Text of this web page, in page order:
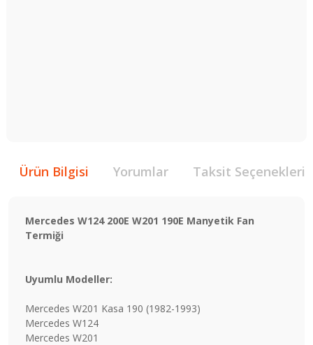
Ürün Bilgisi Yorumlar Taksit Seçenekleri
Mercedes W124 200E W201 190E Manyetik Fan
Termiği
Uyumlu Modeller:
Mercedes W201 Kasa 190 (1982-1993)
Mercedes W124
Mercedes W201